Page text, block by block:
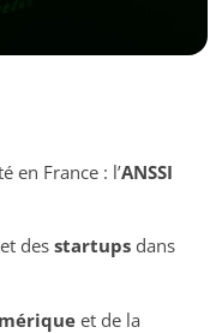
en France : l’ANSSI
desstartupsdans
et de la